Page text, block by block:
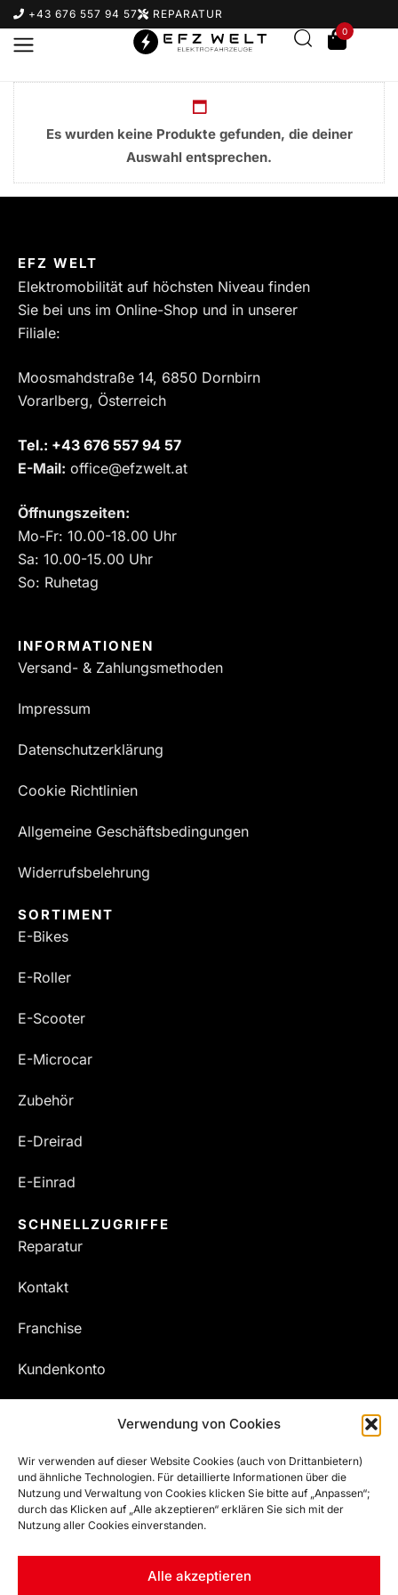
Verwendung von Cookies
Wir verwenden auf dieser Website Cookies (auch von Drittanbietern)
und ähnliche Technologien. Für detaillierte Informationen über die
Nutzung und Verwaltung von Cookies klicken Sie bitte auf „Anpassen“;
durch das Klicken auf „Alle akzeptieren“ erklären Sie sich mit der
Nutzung aller Cookies einverstanden.
Alle akzeptieren
+43 676 557 94 57 REPARATUR
0
Es wurden keine Produkte gefunden, die deiner
Auswahl entsprechen.
EFZ WELT
Elektromobilität auf höchsten Niveau finden
Sie bei uns im Online-Shop und in unserer
Filiale:
Moosmahdstraße 14, 6850 Dornbirn
Vorarlberg, Österreich
Tel.: ‎+43 676 557 94 57
E-Mail: office@efzwelt.at
Öffnungszeiten:
Mo-Fr: 10.00-18.00 Uhr
Sa: 10.00-15.00 Uhr
So: Ruhetag
INFORMATIONEN
Versand- & Zahlungsmethoden
Impressum
Datenschutzerklärung
Cookie Richtlinien
Allgemeine Geschäftsbedingungen
Widerrufsbelehrung
SORTIMENT
E-Bikes
E-Roller
E-Scooter
E-Microcar
Zubehör
E-Dreirad
E-Einrad
SCHNELLZUGRIFFE
Reparatur
Kontakt
Franchise
Kundenkonto